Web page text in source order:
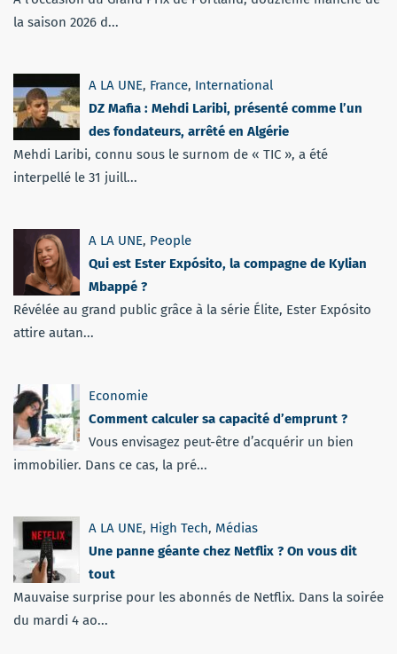
la saison 2026 d...
A LA UNE, France, International
DZ Mafia : Mehdi Laribi, présenté comme l’un
des fondateurs, arrêté en Algérie
Mehdi Laribi, connu sous le surnom de « TIC », a été
interpellé le 31 juill...
A LA UNE, People
Qui est Ester Expósito, la compagne de Kylian
Mbappé ?
Révélée au grand public grâce à la série Élite, Ester Expósito
attire autan...
Economie
Comment calculer sa capacité d’emprunt ?
Vous envisagez peut-être d’acquérir un bien
immobilier. Dans ce cas, la pré...
A LA UNE, High Tech, Médias
Une panne géante chez Netflix ? On vous dit
tout
Mauvaise surprise pour les abonnés de Netflix. Dans la soirée
du mardi 4 ao...